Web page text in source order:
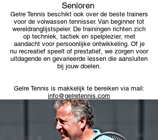
Senioren
Gelre Tennis beschikt ook over de beste trainers
voor de volwassen tennisser. Van beginner tot
wereldranglijstspeler. De trainingen richten zich
op techniek, tactiek en spelplezier, met
aandacht voor persoonlijke ontwikkeling. Of je
nu recreatief speelt of prestatief, we zorgen voor
uitdagende en gevarieerde lessen die aansluiten
bij jouw doelen.
Gelre Tennis is makkelijk te bereiken via mail:
info@gelretennis.com